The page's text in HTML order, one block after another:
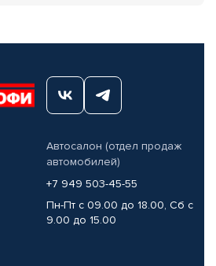
Автосалон (отдел продаж
автомобилей)
+7 949 503-45-55
Пн-Пт с 09.00 до 18.00, Сб с
9.00 до 15.00